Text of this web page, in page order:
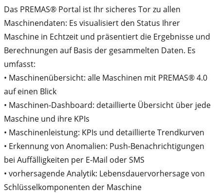
Das PREMAS® Portal ist Ihr sicheres Tor zu allen
Maschinendaten: Es visualisiert den Status Ihrer
Maschine in Echtzeit und präsentiert die Ergebnisse und
Berechnungen auf Basis der gesammelten Daten. Es
umfasst:
• Maschinenübersicht: alle Maschinen mit PREMAS® 4.0
auf einen Blick
• Maschinen-Dashboard: detaillierte Übersicht über jede
Maschine und ihre KPIs
• Maschinenleistung: KPIs und detaillierte Trendkurven
• Erkennung von Anomalien: Push-Benachrichtigungen
bei Auffälligkeiten per E-Mail oder SMS
• vorhersagende Analytik: Lebensdauervorhersage von
Schlüsselkomponenten der Maschine